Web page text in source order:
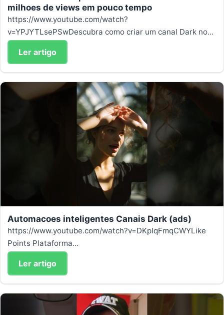
milhoes de views em pouco tempo
https://www.youtube.com/watch?
v=YPJYTLsePSwDescubra como criar um canal Dark no...
Ler artigo
Automacoes inteligentes Canais Dark (ads)
https://www.youtube.com/watch?v=DKpIqFmqCWYLike
Points Plataforma...
Ler artigo